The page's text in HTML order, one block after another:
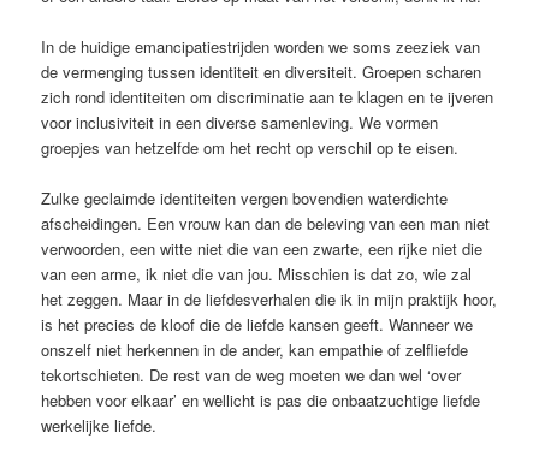
In de huidige emancipatiestrijden worden we soms zeeziek van
de vermenging tussen identiteit en diversiteit. Groepen scharen
zich rond identiteiten om discriminatie aan te klagen en te ijveren
voor inclusiviteit in een diverse samenleving. We vormen
groepjes van hetzelfde om het recht op verschil op te eisen.
Zulke ­geclaimde identiteiten vergen bovendien waterdichte
afscheidingen. Een vrouw kan dan de beleving van een man niet
verwoorden, een witte niet die van een zwarte, een rijke niet die
van een arme, ik niet die van jou. Misschien is dat zo, wie zal
het zeggen. Maar in de liefdesverhalen die ik in mijn praktijk hoor,
is het ­precies de kloof die de liefde kansen geeft. Wanneer we
onszelf niet herkennen in de ander, kan empathie of zelfliefde
tekortschieten. De rest van de weg moeten we dan wel ‘over
hebben voor elkaar’ en wellicht is pas die onbaatzuchtige liefde
werkelijke liefde.